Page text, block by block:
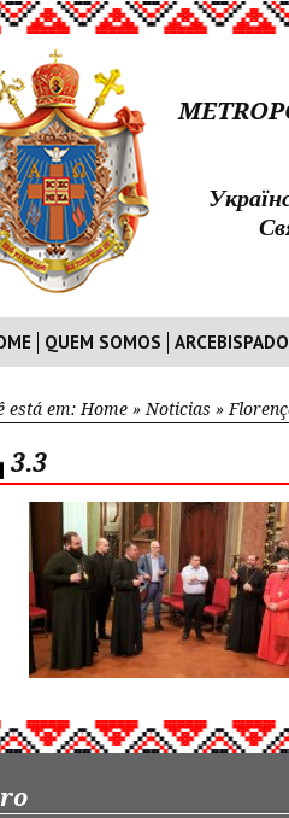
QUEM SOMOS
está em: Home » Noticias »
3.3